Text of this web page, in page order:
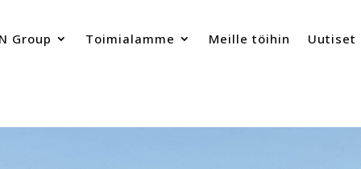
Group Toimialamme Meille töihin Uutiset